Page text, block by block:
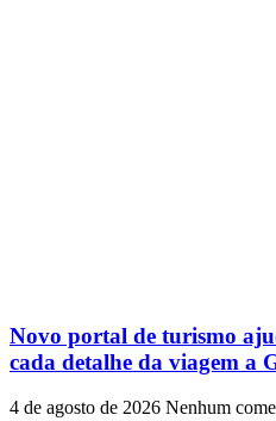
Novo portal de turismo
cada detalhe da viagem a
4 de agosto de 2026 Nenhum